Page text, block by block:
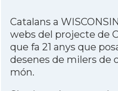
Catalans a
webs del projecte de
que fa 21 anys que
desenes de milers de
món.